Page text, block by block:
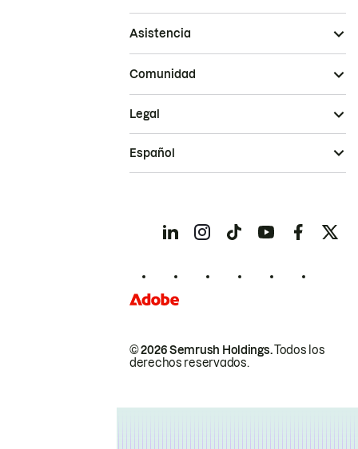
Asistencia
Comunidad
© 2026 Semrush Holdings.Todos los
derechos reservados.
Legal
Español